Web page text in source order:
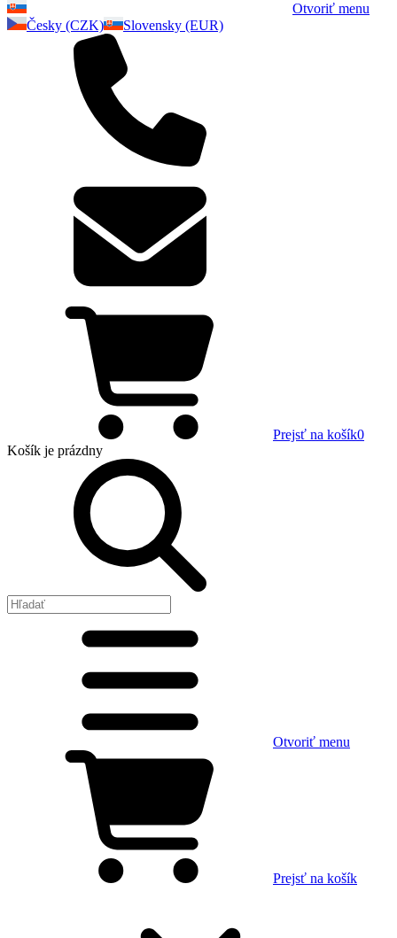
Otvoriť menu
Česky (CZK)
Slovensky (EUR)
Prejsť na košík0
Košík je prázdny
Otvoriť menu
Prejsť na košík